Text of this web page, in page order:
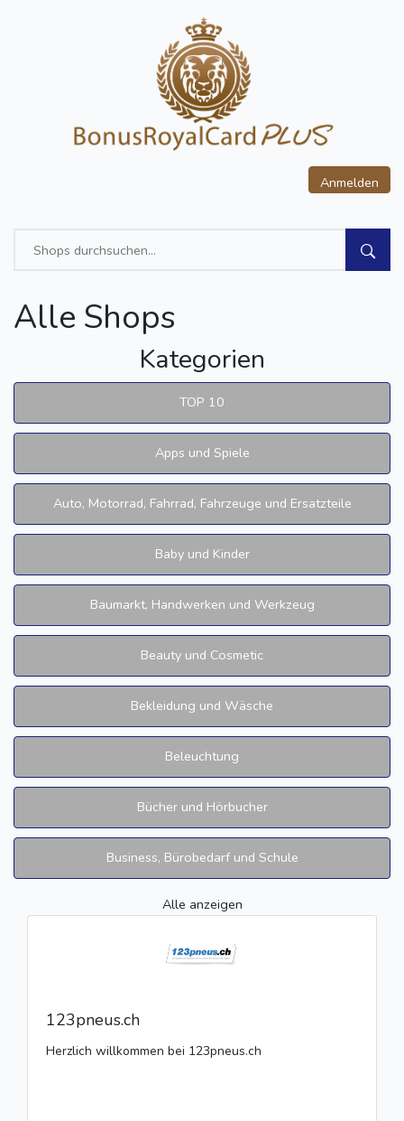
Anmelden
Alle Shops
Kategorien
TOP 10
Apps und Spiele
Auto, Motorrad, Fahrrad, Fahrzeuge und Ersatzteile
Baby und Kinder
Baumarkt, Handwerken und Werkzeug
Beauty und Cosmetic
Bekleidung und Wäsche
Beleuchtung
Bücher und Hörbucher
Business, Bürobedarf und Schule
Alle anzeigen
123pneus.ch
Herzlich willkommen bei 123pneus.ch